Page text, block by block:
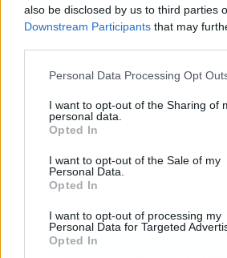
also be disclosed by us to third parties
Downstream Participants that may
Personal Data Processing Opt
I want to opt-out of the Sharing of
personal data.
Opted In
I want to opt-out of the Sale of my
Personal Data.
Opted In
I want to opt-out of processing my
Personal Data for Targeted
Opted In